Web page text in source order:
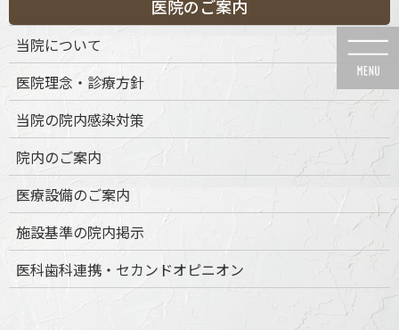
ン
ン
に
動
ビ
ー
ョ
に
動
News
HOME News ボツリヌス治療 gmsm64
医院のご案内
当院について
医院理念・診療方針
当院の院内感染対策
院内のご案内
医療設備のご案内
施設基準の院内掲示
医科歯科連携・セカンドオピニオン